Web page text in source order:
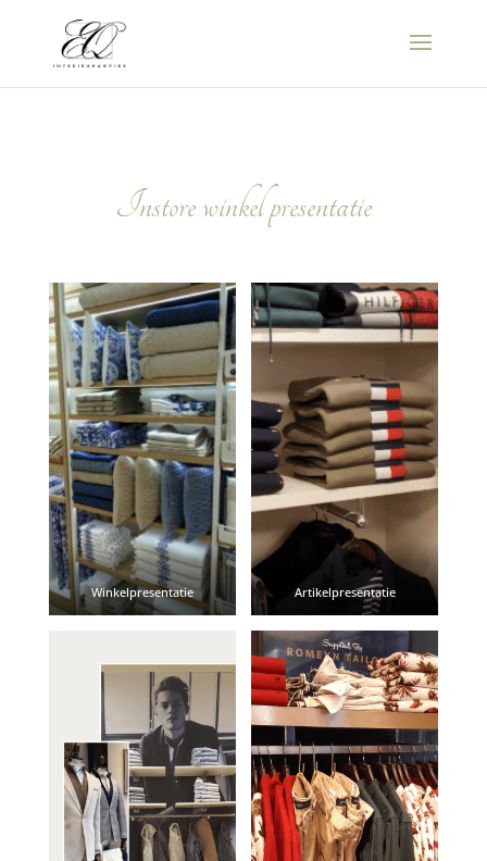
Instore winkel presentatie
Winkelpresentatie Artikelpresentatie